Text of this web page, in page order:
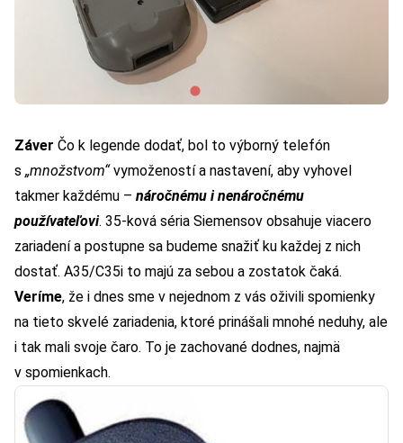
Záver Čo k legende dodať, bol to výborný telefón
s „množstvom“ vymožeností a nastavení, aby vyhovel
takmer každému – náročnému i nenáročnému
používateľovi. 35-ková séria Siemensov obsahuje viacero
zariadení a postupne sa budeme snažiť ku každej z nich
dostať. A35/C35i to majú za sebou a zostatok čaká.
Veríme, že i dnes sme v nejednom z vás oživili spomienky
na tieto skvelé zariadenia, ktoré prinášali mnohé neduhy, ale
i tak mali svoje čaro. To je zachované dodnes, najmä
v spomienkach.